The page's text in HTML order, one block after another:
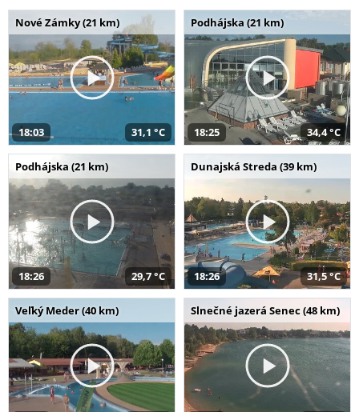
Nové Zámky (21 km)
18:03 31,1 °C
Podhájska (21 km)
18:25 34,4 °C
Podhájska (21 km)
18:26 29,7 °C
Dunajská Streda (39 km)
18:26 31,5 °C
Veľký Meder (40 km) Slnečné jazerá Senec (48 km)